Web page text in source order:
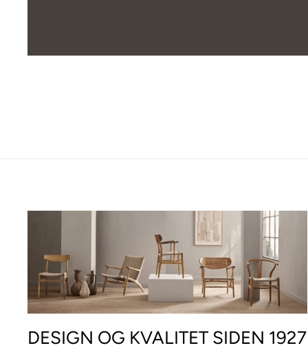
DESIGN OG KVALITET SIDEN 1927